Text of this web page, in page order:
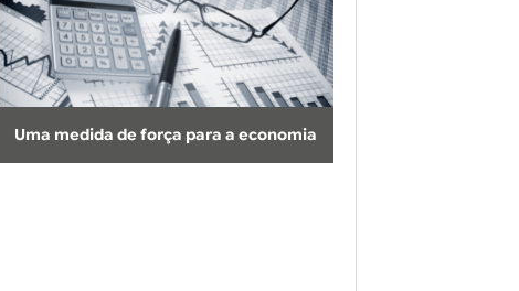
Uma medida de força para a economia